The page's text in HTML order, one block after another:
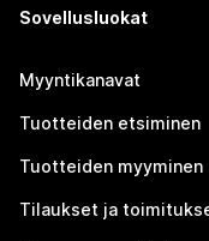
Sovellusluokat
Myyntikanavat
Tuotteiden etsiminen
Tuotteiden myyminen
Tilaukset ja